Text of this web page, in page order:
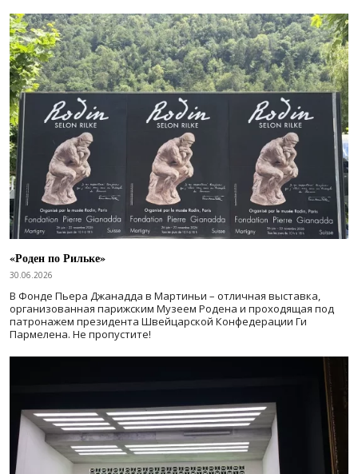
«Роден по Рильке»
30.06.2026
В Фонде Пьера Джанадда в Мартиньи – отличная выставка,
организованная парижским Музеем Родена и проходящая под
патронажем президента Швейцарской Конфедерации Ги
Пармелена. Не пропустите!